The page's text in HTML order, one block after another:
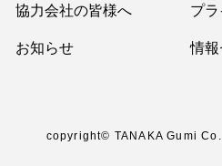
協力会社の皆様へ
お知らせ
プ
情
copyright© TANAKA Gumi